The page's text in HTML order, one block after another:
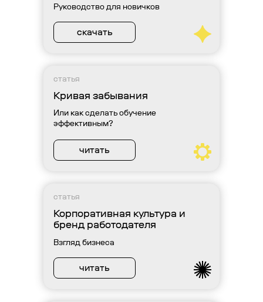
Корпоративная культура и
бренд работодателя
Взгляд бизнеса
статья
читать
Кривая забывания
Или как сделать обучение
эффективным?
статья
читать
Руководство для новичков
скачать